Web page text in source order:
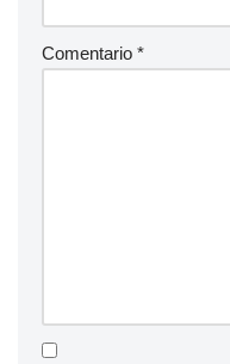
Comentario *